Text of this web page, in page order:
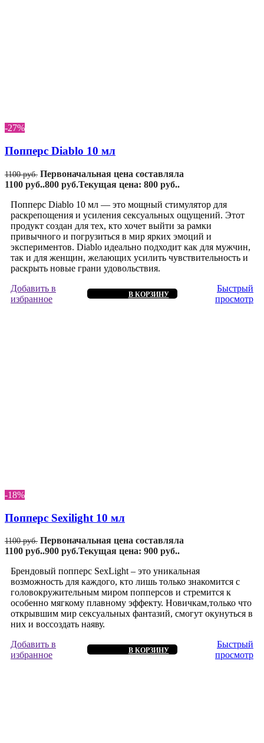
-27%
Попперс Diablo 10 мл
1100руб. Первоначальная цена составляла
1100 руб..800 руб.Текущая цена: 800 руб..
Попперс Diablo 10 мл — это мощный стимулятор для
раскрепощения и усиления сексуальных ощущений. Этот
продукт создан для тех, кто хочет выйти за рамки
привычного и погрузиться в мир ярких эмоций и
экспериментов. Diablo идеально подходит как для мужчин,
так и для женщин, желающих усилить чувствительность и
раскрыть новые грани удовольствия.
Добавить в
избранное
В КОРЗИНУ
Быстрый
просмотр
-18%
Попперс Sexilight 10 мл
1100руб. Первоначальная цена составляла
1100 руб..900 руб.Текущая цена: 900 руб..
Брендовый попперс SexLight – это уникальная
возможность для каждого, кто лишь только знакомится с
головокружительным миром попперсов и стремится к
особенно мягкому плавному эффекту. Новичкам,только что
открывшим мир сексуальных фантазий, смогут окунуться в
них и воссоздать наяву.
Добавить в
избранное
В КОРЗИНУ
Быстрый
просмотр